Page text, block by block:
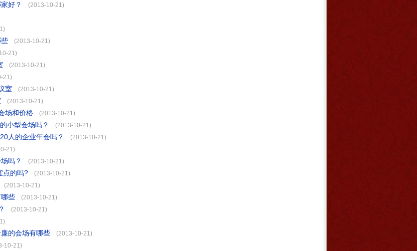
好？ (2013-10-21)
(2013-10-21)
21)
(2013-10-21)
21)
室 (2013-10-21)
(2013-10-21)
场和价格 (2013-10-21)
小型会场吗？ (2013-10-21)
人的企业年会吗？ (2013-10-21)
21)
吗？ (2013-10-21)
点的吗? (2013-10-21)
(2013-10-21)
些 (2013-10-21)
(2013-10-21)
的会场有哪些 (2013-10-21)
10-21)